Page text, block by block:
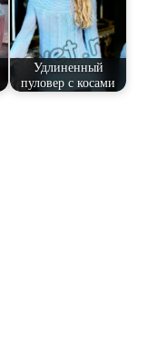
Удлиненный
пуловер с косами